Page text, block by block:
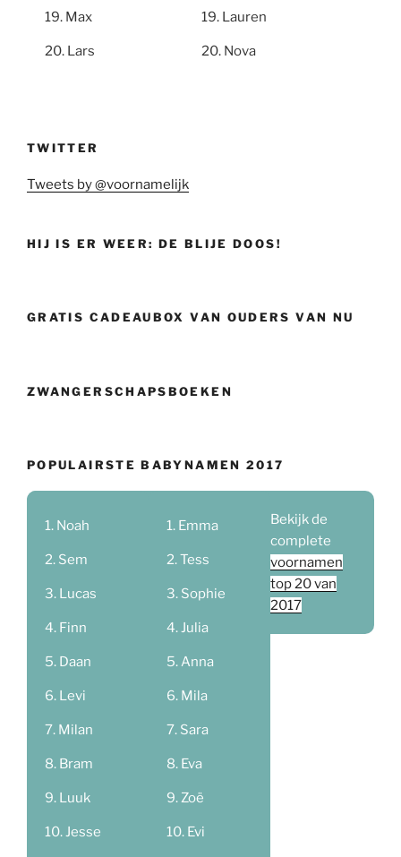
Max
Lars
Lauren
Nova
TWITTER
Tweets by @voornamelijk
HIJ IS ER WEER: DE BLIJE DOOS!
GRATIS CADEAUBOX VAN OUDERS VAN NU
ZWANGERSCHAPSBOEKEN
POPULAIRSTE BABYNAMEN 2017
Noah
Sem
Lucas
Finn
Daan
Levi
Milan
Bram
Luuk
Jesse
Emma
Tess
Sophie
Julia
Anna
Mila
Sara
Eva
Zoë
Evi
Bekijk de
complete
voornamen
top 20 van
2017